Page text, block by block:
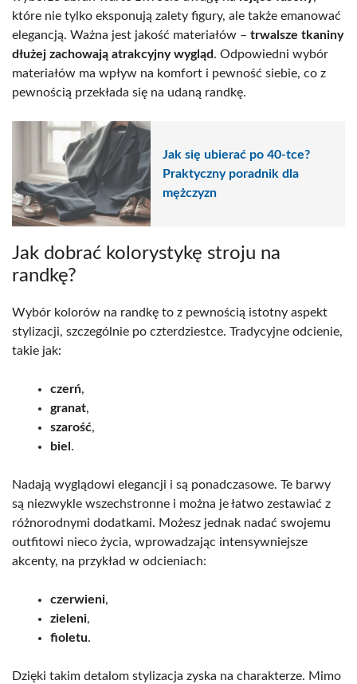
które nie tylko eksponują zalety figury, ale także emanować
elegancją. Ważna jest jakość materiałów – trwalsze tkaniny
dłużej zachowają atrakcyjny wygląd. Odpowiedni wybór
materiałów ma wpływ na komfort i pewność siebie, co z
pewnością przekłada się na udaną randkę.
Jak się ubierać po 40-tce?
Praktyczny poradnik dla
mężczyzn
Jak dobrać kolorystykę stroju na
randkę?
Wybór kolorów na randkę to z pewnością istotny aspekt
stylizacji, szczególnie po czterdziestce. Tradycyjne odcienie,
takie jak:
czerń,
granat,
szarość,
biel .
Nadają wyglądowi elegancji i są ponadczasowe. Te barwy
są niezwykle wszechstronne i można je łatwo zestawiać z
różnorodnymi dodatkami. Możesz jednak nadać swojemu
outfitowi nieco życia, wprowadzając intensywniejsze
akcenty, na przykład w odcieniach:
czerwieni,
zieleni,
fioletu.
Dzięki takim detalom stylizacja zyska na charakterze. Mimo